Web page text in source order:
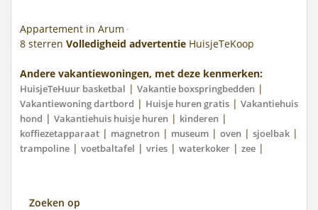
Appartement in Arum
8 sterren Volledigheid advertentie HuisjeTeKoop
Andere vakantiewoningen, met deze kenmerken:
HuisjeTeHuur basketbal | Vakantie boxspringbedden |
Vakantiewoning dartbord | Huisje huren gratis | Vakantiehuis
hond | Vakantiehuis huisje huren | kinderen |
koffiezetapparaat | magnetron | museum | oven | sjoelbak |
trampoline | voetbaltafel | vries | waterkoker | zee |
Zoeken op